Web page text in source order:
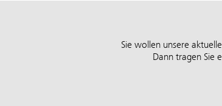
Sie wollen unsere
Dann tragen Sie